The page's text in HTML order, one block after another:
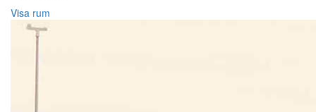
Visa rum